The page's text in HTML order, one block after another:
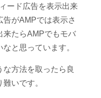
ード広告を表示出来
がAMPでは表示さ
来たらAMPでもモバ
と思っています。
な方法を取ったら良
いです。